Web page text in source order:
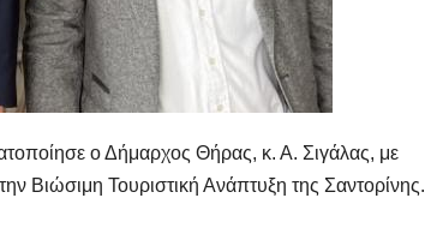
ο Δήμαρχος Θήρας, κ. Α. Σιγάλας, με
Βιώσιμη Τουριστική Ανάπτυξη της Σαντορίνης.